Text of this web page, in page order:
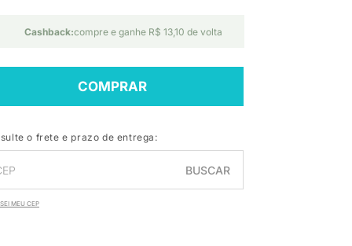
Cashback:compre e ganhe R$ 13,10 de volta
COMPRAR
o frete e prazo de entrega:
BUSCAR
MEU CEP